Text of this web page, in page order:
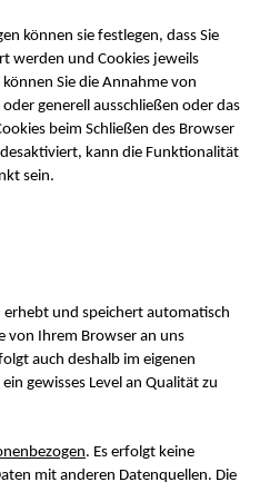
können sie festlegen, dass Sie
werden und Cookies jeweils
Sie die Annahme von
generell ausschließen oder das
beim Schließen des Browser
kann die Funktionalität
sein.
und speichert automatisch
von Ihrem Browser an uns
auch deshalb im eigenen
gewisses Level an Qualität zu
. Es erfolgt keine
mit anderen Datenquellen. Die